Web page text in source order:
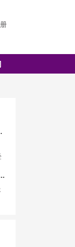
围神经损伤
纪念母校百年校庆